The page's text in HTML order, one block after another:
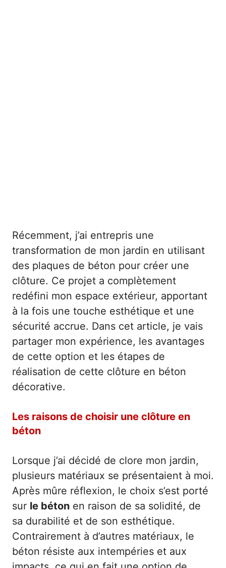
Récemment, j’ai entrepris une
transformation de mon jardin en utilisant
des plaques de béton pour créer une
clôture. Ce projet a complètement
redéfini mon espace extérieur, apportant
à la fois une touche esthétique et une
sécurité accrue. Dans cet article, je vais
partager mon expérience, les avantages
de cette option et les étapes de
réalisation de cette clôture en béton
décorative.
Les raisons de choisir une clôture en
béton
Lorsque j’ai décidé de clore mon jardin,
plusieurs matériaux se présentaient à moi.
Après mûre réflexion, le choix s’est porté
sur le béton en raison de sa solidité, de
sa durabilité et de son esthétique.
Contrairement à d’autres matériaux, le
béton résiste aux intempéries et aux